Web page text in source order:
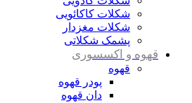
شکلات کاکائویی
شکلات مغزدار
پشمک شکلاتی
قهوه و اکسسوری
قهوه
پودر قهوه
دان قهوه